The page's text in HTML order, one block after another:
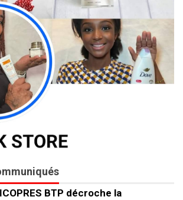
BTP décroche la